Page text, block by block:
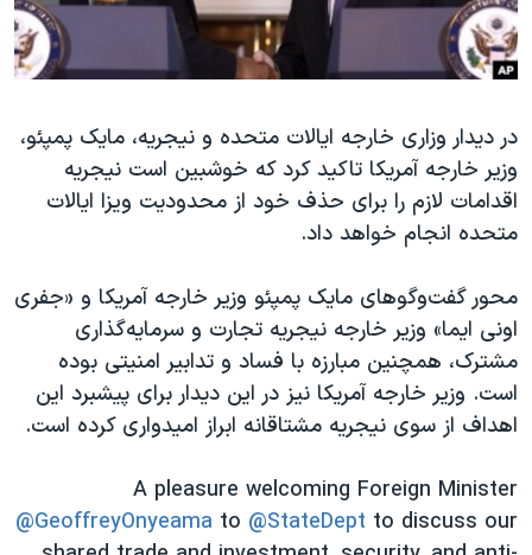
علم و فناوری
اسرائیل در جنگ
آرشیو پخش زنده
رمز مهسا
ورزش زنان در ایران
مجموعه مستندهای دادخواهی
تریبونال مردمی آبان ۹۸
دادگاه حمید نوری
قانون شفافیت دارائی کادر رهبری ایران
اعتراضات مردمی آبان ۹۸
اسرائیل در جنگ
نرگس محمدی برنده جایزه نوبل صلح
همایش محافظه‌کاران آمریکا «سی‌پک»
صفحه‌های ویژه
زبانهای مختلف
در دیدار وزاری خارجه ایالات متحده و نیجریه، مایک پمپئو،
وزیر خارجه آمریکا تاکید کرد که خوشبین است نیجریه
اقدامات لازم را برای حذف خود از محدودیت ویزا ایالات
متحده انجام خواهد داد.
محور گفت‌وگوهای مایک پمپئو وزیر خارجه آمریکا و «جفری
اونی ایما» وزیر خارجه نیجریه تجارت و سرمایه‌گذاری
مشترک، همچنین مبارزه با فساد و تدابیر امنیتی بوده
است. وزیر خارجه آمریکا نیز در این دیدار برای پیشبرد این
اهداف از سوی نیجریه مشتاقانه ابراز امیدواری کرده است.
A pleasure welcoming Foreign Minister
@GeoffreyOnyeama to @StateDept to discuss our